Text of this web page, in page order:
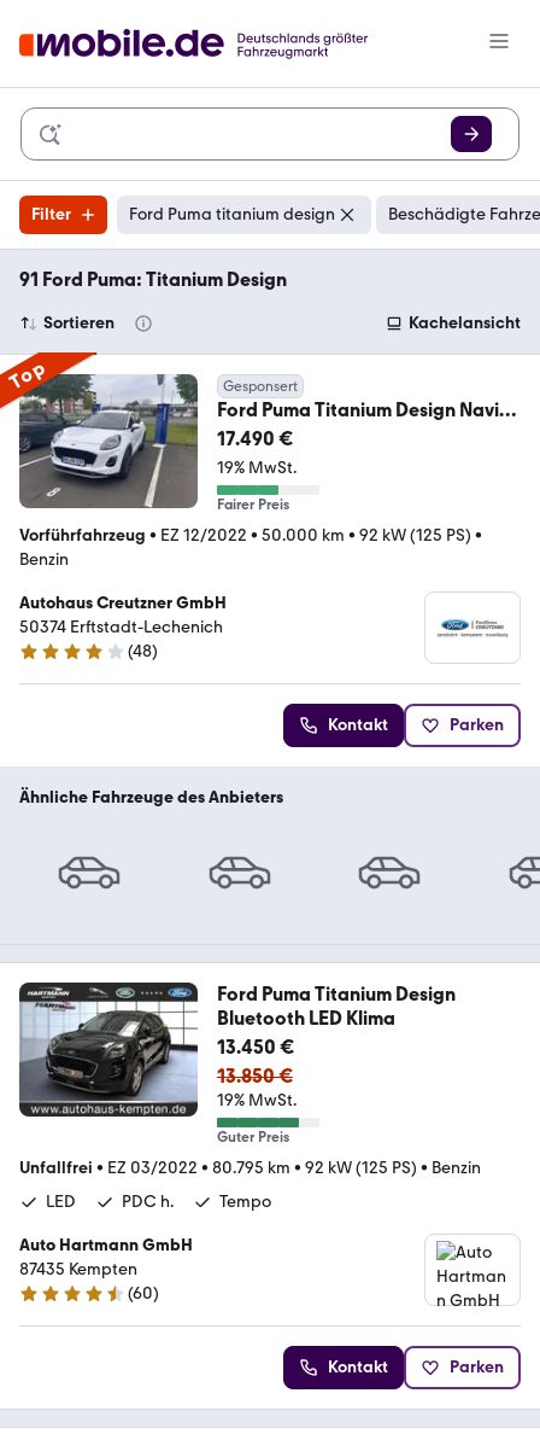
Filter Ford Puma titanium design Beschädigte
91 Ford Puma: Titanium Design
Sortieren Kachelansicht
Top Gesponsert
Ford Puma Titanium Design Navi
LED Mehrzonenklima DAB
17.490 €
19% MwSt.
Fairer Preis
Vorführfahrzeug • EZ 12/2022 • 50.000 km • 92 kW (125 PS) •
Benzin
Autohaus Creutzner GmbH
50374 Erftstadt-Lechenich
4.2 Sterne
(48)
Kontakt Parken
Ähnliche Fahrzeuge des Anbieters
Ford Puma Titanium Design
Bluetooth LED Klima
13.450 €
13.850 €
19% MwSt.
Guter Preis
Unfallfrei • EZ 03/2022 • 80.795 km • 92 kW (125 PS) • Benzin
LED
PDC h. Tempo
Auto Hartmann GmbH
87435 Kempten
4.6 Sterne
(60)
Kontakt Parken